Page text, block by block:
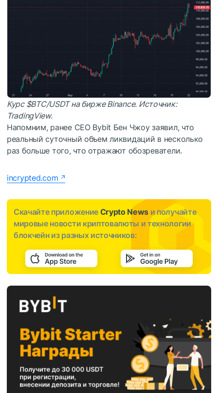
Курс $BTC/USDT на бирже Binance. Источник:
TradingView.
Напомним, ранее CEO Bybit Бен Чжоу заявил, что
реальный суточный объем ликвидаций в несколько
раз больше того, что отражают обозреватели.
incrypted.com
Скачайте приложение Crypto News и получайте
мировые новости криптовалюты и технологии
блокчейн из разных источников: